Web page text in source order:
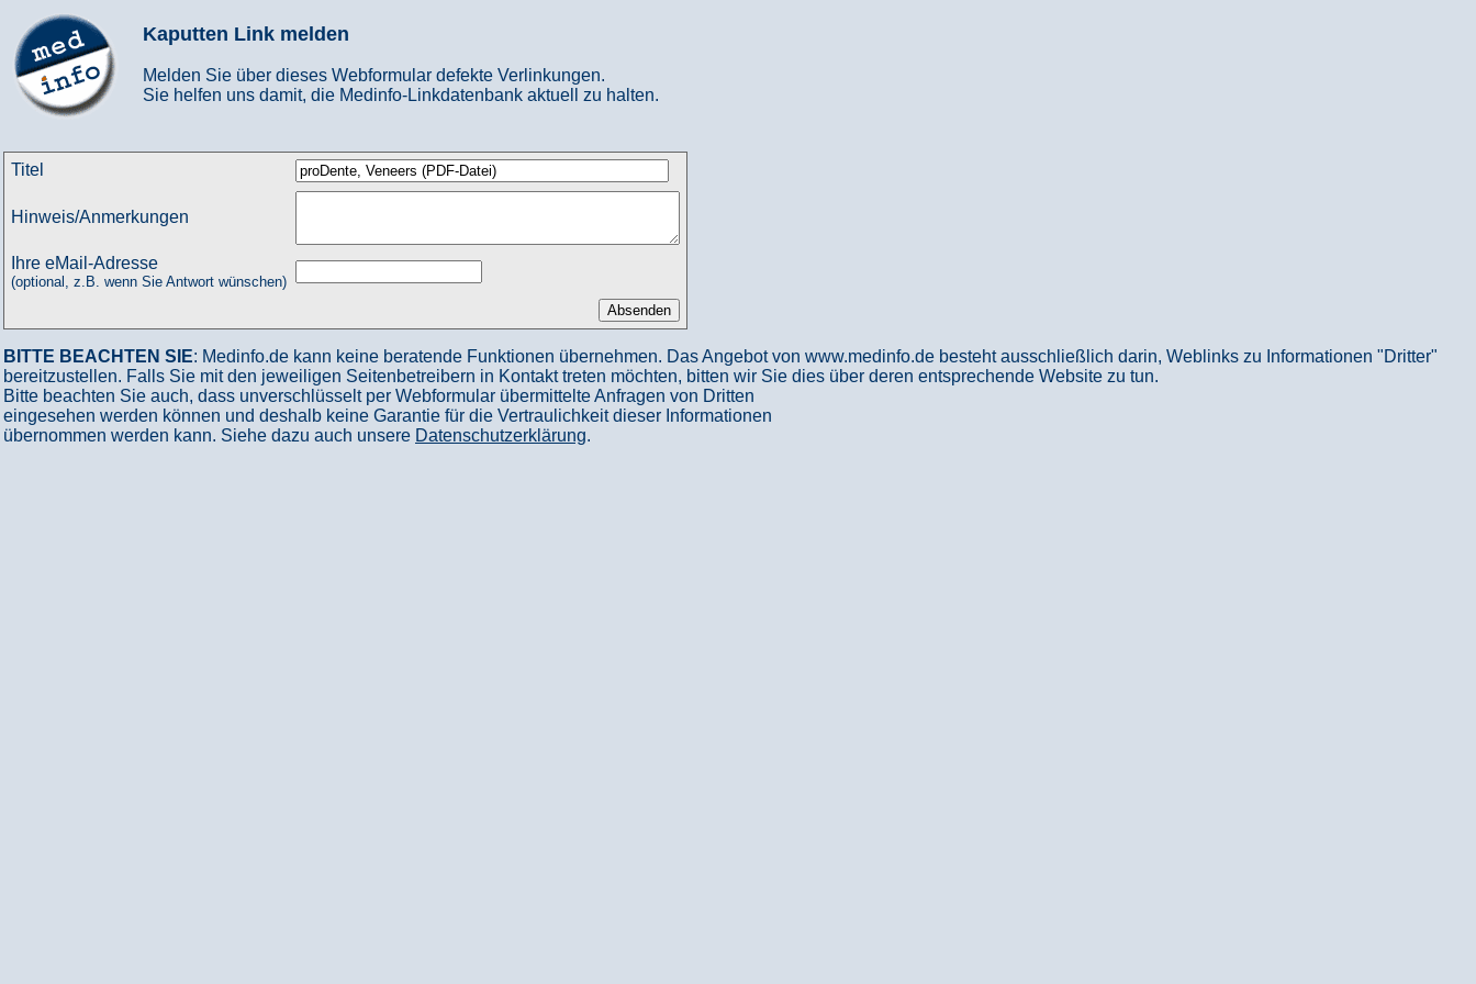
Kaputten Link melden
Melden Sie über dieses Webformular defekte Verlinkungen.
Sie helfen uns damit, die Medinfo-Linkdatenbank aktuell zu halten.
Titel
Hinweis/Anmerkungen
Ihre eMail-Adresse
(optional, z.B. wenn Sie Antwort wünschen)
BITTE BEACHTEN SIE: Medinfo.de kann keine beratende Funktionen übernehmen. Das Angebot von www.medinfo.de besteht ausschließlich darin, Weblinks zu Informationen "Dritter"
bereitzustellen. Falls Sie mit den jeweiligen Seitenbetreibern in Kontakt treten möchten, bitten wir Sie dies über deren entsprechende Website zu tun.
Bitte beachten Sie auch, dass unverschlüsselt per Webformular übermittelte Anfragen von Dritten
eingesehen werden können und deshalb keine Garantie für die Vertraulichkeit dieser Informationen
übernommen werden kann. Siehe dazu auch unsere Datenschutzerklärung.